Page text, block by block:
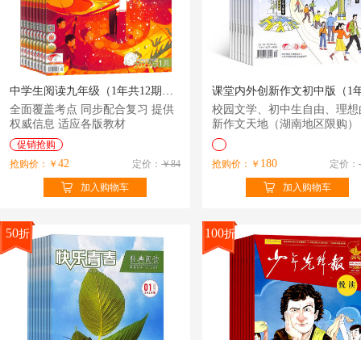
中学生阅读九年级（1年共12期）（杂志订阅）（原中学生阅读初中版中考）
全面覆盖考点 同步配合复习 提供
权威信息 适应各版教材
促销抢购
抢购价：￥ 42 定价： ￥84
加入购物车
校园文学、初中生自由、理想
新作文天地（湖南地区限购）
抢购价：￥ 180 定价：
加入购物车
50折 100折